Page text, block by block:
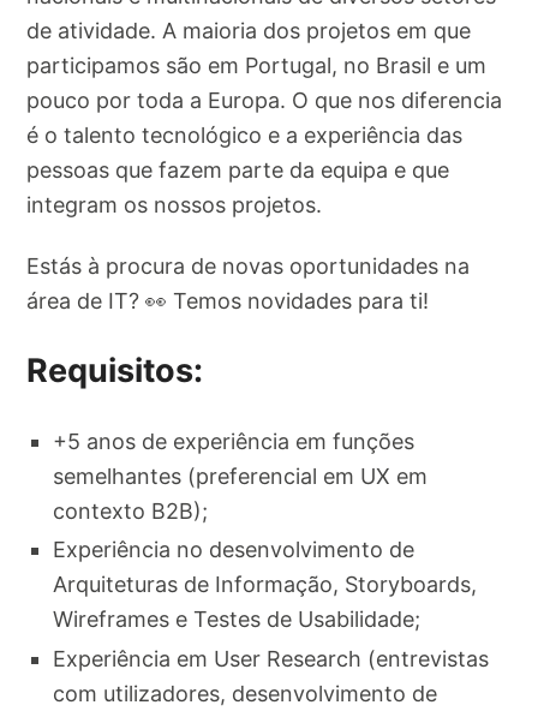
de atividade. A maioria dos projetos em que
participamos são em Portugal, no Brasil e um
pouco por toda a Europa. O que nos diferencia
é o talento tecnológico e a experiência das
pessoas que fazem parte da equipa e que
integram os nossos projetos.
Estás à procura de novas oportunidades na
área de IT? 👀 Temos novidades para ti!
Requisitos:
+5 anos de experiência em funções
semelhantes (preferencial em UX em
contexto B2B);
Experiência no desenvolvimento de
Arquiteturas de Informação, Storyboards,
Wireframes e Testes de Usabilidade;
Experiência em User Research (entrevistas
com utilizadores, desenvolvimento de